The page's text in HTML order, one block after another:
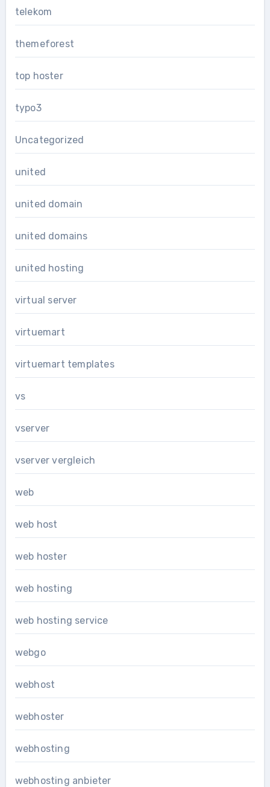
telekom
themeforest
top hoster
typo3
Uncategorized
united
united domain
united domains
united hosting
virtual server
virtuemart
virtuemart templates
vs
vserver
vserver vergleich
web
web host
web hoster
web hosting
web hosting service
webgo
webhost
webhoster
webhosting
webhosting anbieter